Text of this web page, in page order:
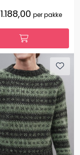
1.188,00 per pakke